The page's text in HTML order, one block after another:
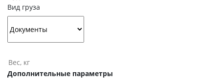
Вид груза
Дополнительные параметры